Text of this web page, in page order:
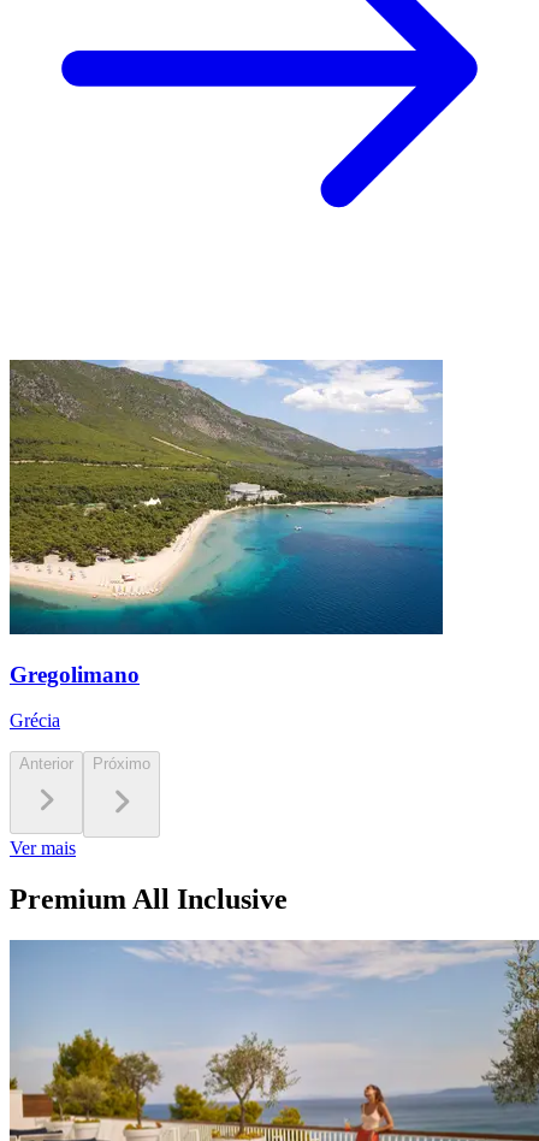
Gregolimano
Grécia
Anterior Próximo
Ver mais
Premium All Inclusive